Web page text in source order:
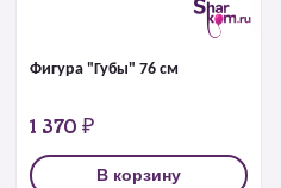
Фигура "Губы" 76 см
1 370 ₽
В корзину